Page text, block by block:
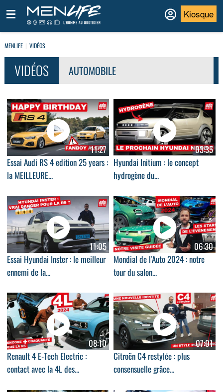
Kiosque
MENLIFE VIDÉOS
VIDÉOS AUTOMOBILE
11:27
Essai Audi RS 4 edition 25 years :
la MEILLEURE...
03:35
Hyundai Initium : le concept
hydrogène du...
11:05
Essai Hyundai Inster : le meilleur
ennemi de la...
06:30
Mondial de l'Auto 2024 : notre
tour du salon...
08:10
Renault 4 E-Tech Electric :
contact avec la 4L des...
07:01
Citroën C4 restylée : plus
consensuelle grâce...